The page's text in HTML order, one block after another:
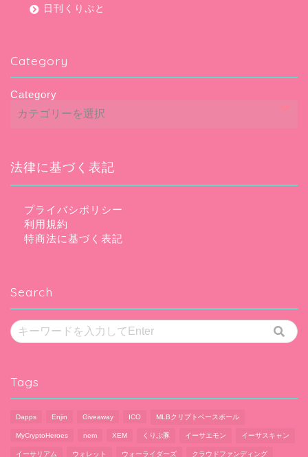
日刊くりぷと
Category
Category
法律に基づく表記
プライバシポリシー
利用規約
特商法に基づく表記
Search
Tags
Dapps Enjin Giveaway ICO MLBクリプトベースボール
MyCryptoHeroes nem XEM くりぷ豚 イーサエモン イーサスキャン
イーサリアム ウォレット ウォーライダーズ クラウドファンディング